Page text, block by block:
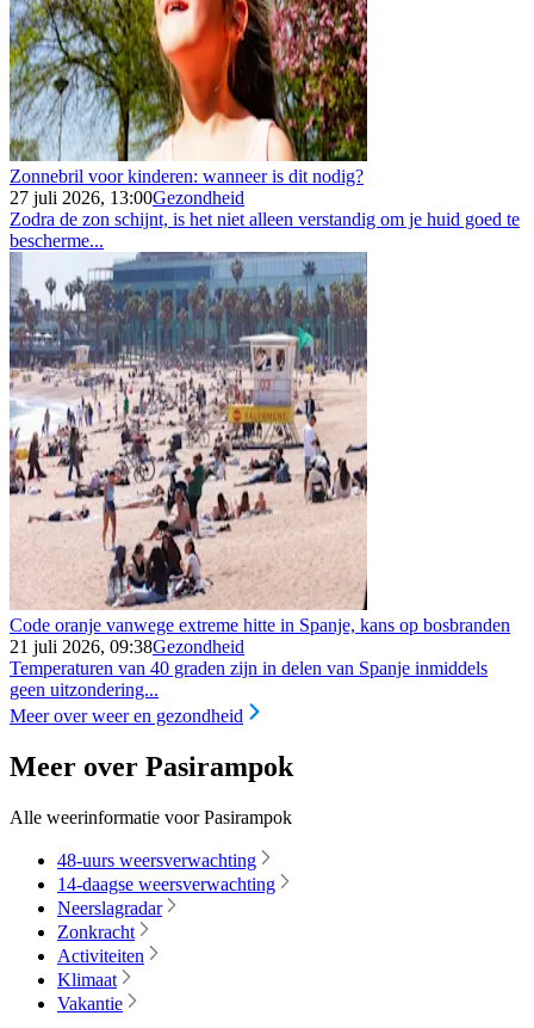
Zonnebril voor kinderen: wanneer is dit nodig?
27 juli 2026, 13:00Gezondheid
Zodra de zon schijnt, is het niet alleen verstandig om je huid goed te
bescherme...
Code oranje vanwege extreme hitte in Spanje, kans op bosbranden
21 juli 2026, 09:38Gezondheid
Temperaturen van 40 graden zijn in delen van Spanje inmiddels
geen uitzondering...
Meer over weer en gezondheid
Meer over Pasirampok
Alle weerinformatie voor Pasirampok
48-uurs weersverwachting
14-daagse weersverwachting
Neerslagradar
Zonkracht
Activiteiten
Klimaat
Vakantie